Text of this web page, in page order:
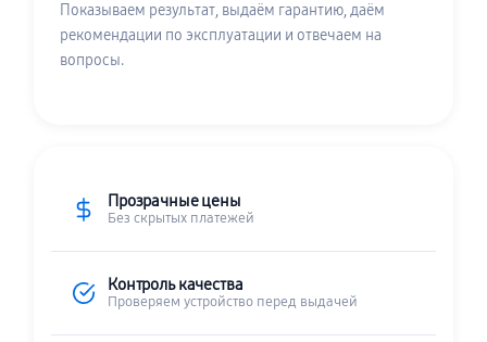
Показываем результат, выдаём гарантию, даём
рекомендации по эксплуатации и отвечаем на
вопросы.
Прозрачные цены
Без скрытых платежей
Контроль качества
Проверяем устройство перед выдачей